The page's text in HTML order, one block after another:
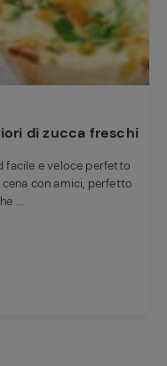
di zucca freschi
facile e veloce perfetto
con amici, perfetto
...